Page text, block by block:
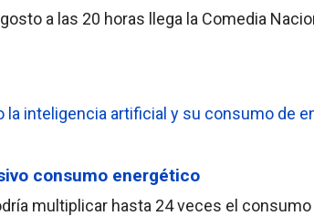
a las 20 horas llega la Comedia
consumo energético
multiplicar hasta 24 veces el